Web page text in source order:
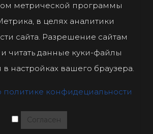
метрической программы
в целях аналитики
сайта. Разрешение сайтам
и читать данные куки-файлы
в настройках вашего браузера.
конфидециальности
Согласен